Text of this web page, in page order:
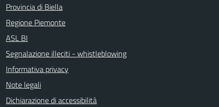
Provincia di Biella
Regione Piemonte
ASL BI
Segnalazione illeciti - whistleblowing
Informativa privacy
Note legali
Dichiarazione di accessibilità